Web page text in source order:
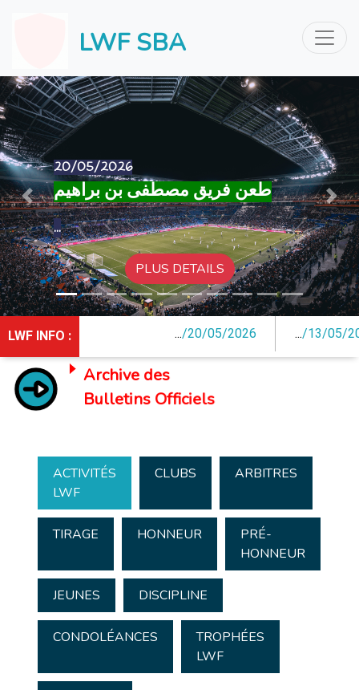
LWF SBA
13/05/2026
Previous Next
LWF INFO : 20/05/2026 ... 13/05/2026
Archive des
Bulletins Officiels
ACTIVITÉS
LWF
CLUBS ARBITRES
TIRAGE HONNEUR
PRÉ-
HONNEUR
JEUNES DISCIPLINE
CONDOLÉANCES
TROPHÉES
LWF